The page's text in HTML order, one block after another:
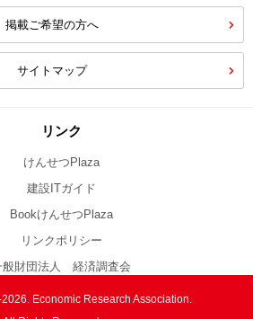
掲載ご希望の方へ
サイトマップ
リンク
けんせつPlaza
建設ITガイド
BookけんせつPlaza
リンクポリシー
般財団法人 経済調査会
Economic Research Association.